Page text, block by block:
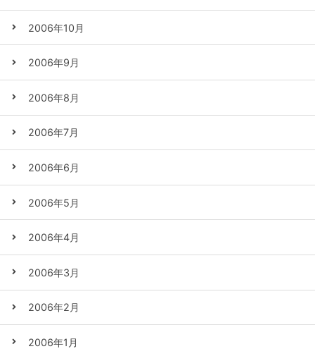
2006年10月
2006年9月
2006年8月
2006年7月
2006年6月
2006年5月
2006年4月
2006年3月
2006年2月
2006年1月